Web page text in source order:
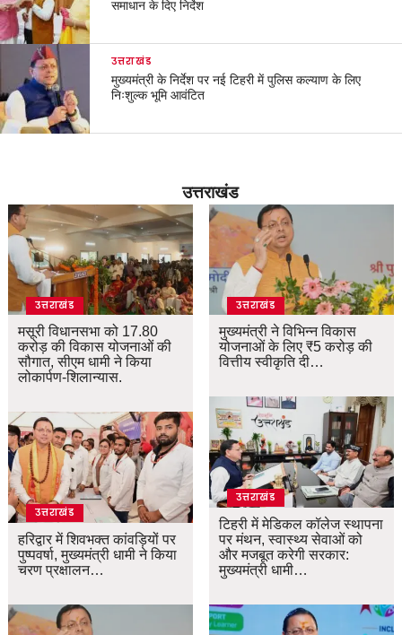
समाधान के दिए निर्देश
उत्तराखंड
मुख्यमंत्री के निर्देश पर नई टिहरी में पुलिस कल्याण के लिए
निःशुल्क भूमि आवंटित
उत्तराखंड
उत्तराखंड
मसूरी विधानसभा को 17.80
करोड़ की विकास योजनाओं की
सौगात, सीएम धामी ने किया
लोकार्पण-शिलान्यास.
उत्तराखंड
हरिद्वार में शिवभक्त कांवड़ियों पर
पुष्पवर्षा, मुख्यमंत्री धामी ने किया
चरण प्रक्षालन…
उत्तराखंड
मुख्यमंत्री ने विभिन्न विकास
योजनाओं के लिए ₹5 करोड़ की
वित्तीय स्वीकृति दी…
उत्तराखंड
टिहरी में मेडिकल कॉलेज स्थापना
पर मंथन, स्वास्थ्य सेवाओं को
और मजबूत करेगी सरकार:
मुख्यमंत्री धामी…